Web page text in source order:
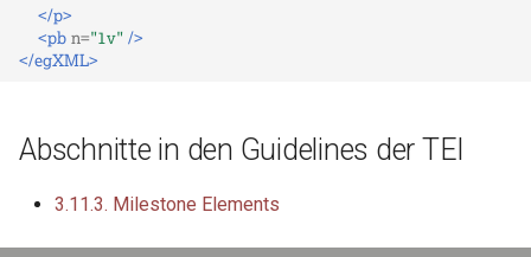
</p>
<pb n="1v" />
</egXML>
Abschnitte in den Guidelines der TEI
3.11.3. Milestone Elements